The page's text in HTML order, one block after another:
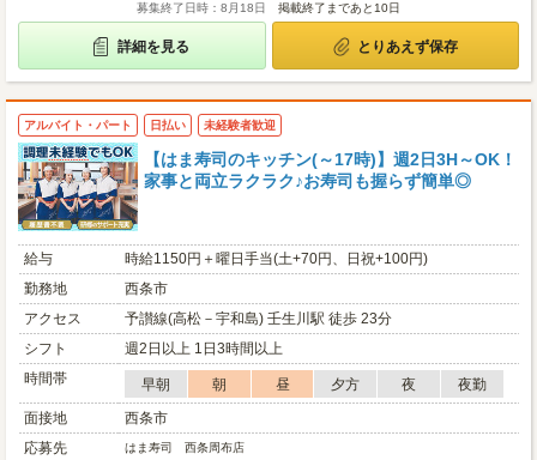
募集終了日時：8月18日 掲載終了まであと10日
詳細を見る とりあえず保存
アルバイト・パート 日払い 未経験者歓迎
【はま寿司のキッチン(～17時)】週2日3H～OK！
家事と両立ラクラク♪お寿司も握らず簡単◎
給与
時給1150円＋曜日手当(土+70円、日祝+100円)
勤務地
西条市
アクセス
予讃線(高松－宇和島) 壬生川駅 徒歩 23分
シフト
週2日以上 1日3時間以上
時間帯
早朝 朝 昼 夕方 夜
夜勤
面接地
西条市
応募先
はま寿司 西条周布店